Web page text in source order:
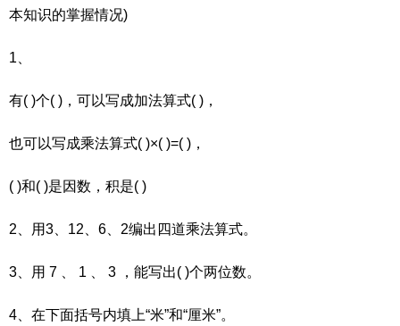
本知识的掌握情况)
1、
有( )个( )，可以写成加法算式( )，
也可以写成乘法算式( )×( )=( )，
( )和( )是因数，积是( )
2、用3、12、6、2编出四道乘法算式。
3、用 7 、 1 、 3 ，能写出( )个两位数。
4、在下面括号内填上“米”和“厘米”。